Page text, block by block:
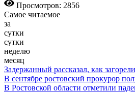
Просмотров: 2856
Самое читаемое
за
сутки
сутки
неделю
месяц
Задержанный рассказал, как
В сентябре ростовский прокурор
В Ростовской области отметили